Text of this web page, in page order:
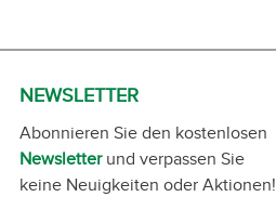
NEWSLETTER
Abonnieren Sie den kostenlosen
Newsletterund verpassen Sie
keine Neuigkeiten oder Aktionen!